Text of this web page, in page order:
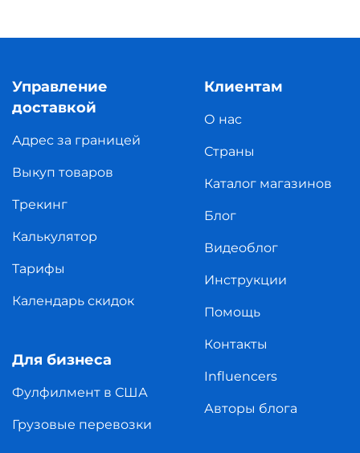
Управление
доставкой
Адрес за границей
Выкуп товаров
Трекинг
Калькулятор
Тарифы
Календарь скидок
Для бизнеса
Фулфилмент в США
Грузовые перевозки
Клиентам
О нас
Страны
Каталог магазинов
Блог
Видеоблог
Инструкции
Помощь
Контакты
Influencers
Авторы блога